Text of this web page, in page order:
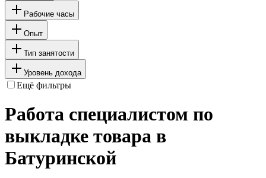
Рабочие часы
Опыт
Тип занятости
Уровень дохода
Ещё фильтры
Работа специалистом по
выкладке товара в
Батуринской